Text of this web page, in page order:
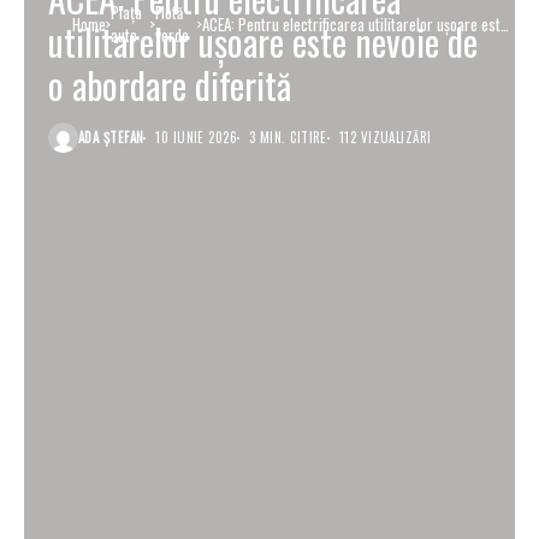
Home Piaţa
auto
Flotă
verde ACEA: Pentru electrificarea utilitarelor ușoare este
nevoie de o abordare diferită
utilitarelor ușoare este nevoie de
o abordare diferită
ADA ȘTEFAN 10 IUNIE 2026 3 MIN. CITIRE 112 VIZUALIZĂRI